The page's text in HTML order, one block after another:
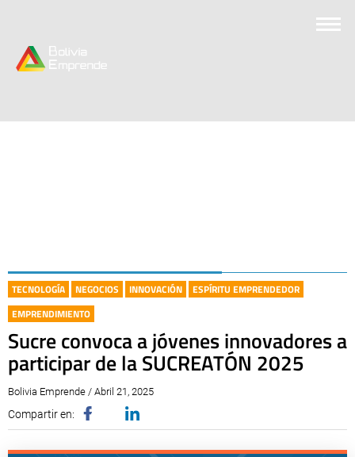
TECNOLOGÍA NEGOCIOS INNOVACIÓN
ESPÍRITU EMPRENDEDOR
EMPRENDIMIENTO
Sucre convoca a jóvenes innovadores a
participar de la SUCREATÓN 2025
Bolivia Emprende / Abril 21, 2025
Compartir en: